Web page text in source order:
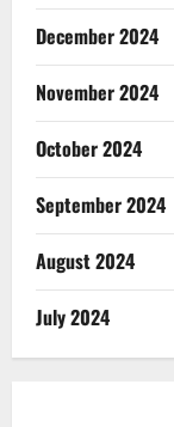
December 2024
November 2024
October 2024
September 2024
August 2024
July 2024